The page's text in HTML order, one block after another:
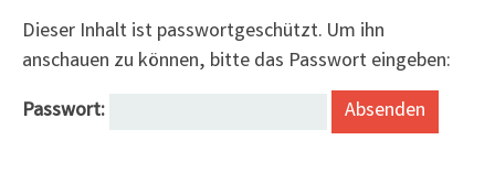
Dieser Inhalt ist passwortgeschützt. Um ihn
anschauen zu können, bitte das Passwort eingeben:
Passwort: